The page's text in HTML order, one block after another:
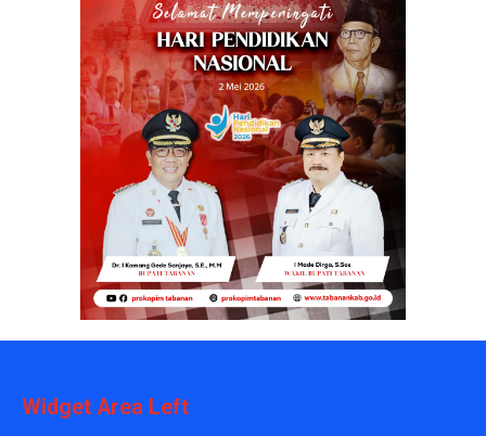
Widget Area Left